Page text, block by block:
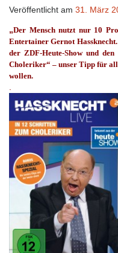
Veröffentlicht am 31. März
„Der Mensch nutzt nur 10
Entertainer Gernot
der ZDF-Heute-Show und
Choleriker“ – unser Tipp für
wollen.